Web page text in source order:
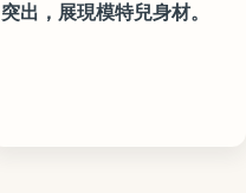
突出，展現模特兒身材。